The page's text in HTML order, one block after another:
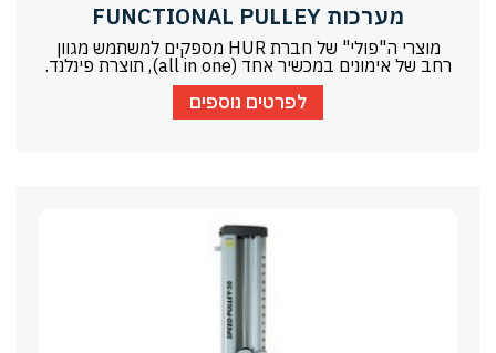
מערכות FUNCTIONAL PULLEY
מוצרי ה"פולי" של חברת HUR מספקים למשתמש מגוון
רחב של אימונים במכשיר אחד (all in one), תוצרת פינלנד.
לפרטים נוספים